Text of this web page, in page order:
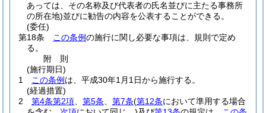
あっては、その名称及び代表者の氏名並びに主たる事務所
の所在地)並びに勧告の内容を公表することができる。
(委任)
第18条
この条例の施行に関し必要な事項は、規則で定め
る。
附 則
(施行期日)
1
この条例 は、平成30年1月1日から施行する。
(経過措置)
2
第4条第2項 第5条 第7条(第12条において準用する場合